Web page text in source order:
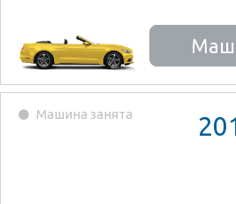
Машина занята